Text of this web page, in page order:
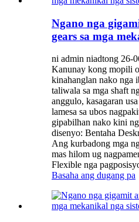
Ngano nga
gears sa mga
ni admin niadtong 26-
Kanunay kong mopili
kinahanglan nako nga
taliwala sa mga shaft
anggulo, kasagaran
lamesa sa ubos
gipabilhan nako kini
disenyo: Bentaha
Ang kurbadong mga
mas hilom ug
Flexible nga
Basaha ang dugang pa